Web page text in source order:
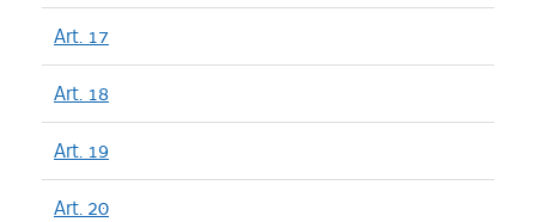
Art. 17
Art. 18
Art. 19
Art. 20